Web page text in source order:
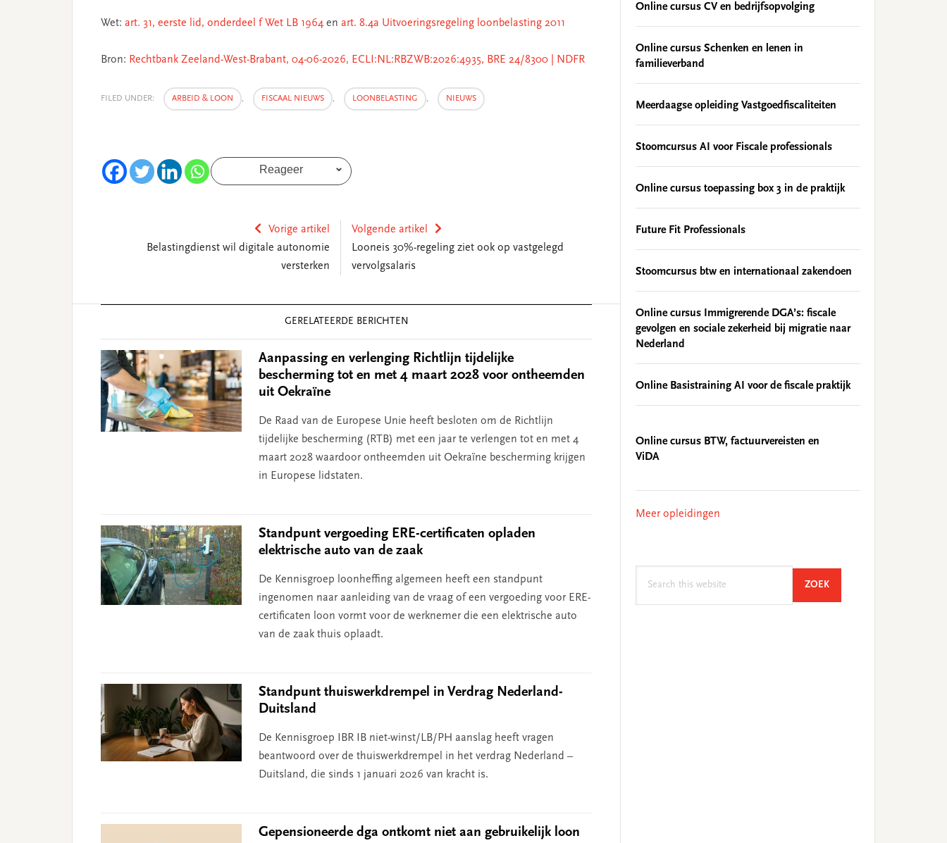
Wet: art. 31, eerste lid, onderdeel f Wet LB 1964en art. 8.4a Uitvoeringsregeling loonbelasting 2011
Bron: Rechtbank Zeeland-West-Brabant, 04-06-2026, ECLI:NL:RBZWB:2026:4935, BRE 24/8300 | NDFR
FILED UNDER: ARBEID & LOON , FISCAAL NIEUWS , LOONBELASTING , NIEUWS
Reageer
Vorige artikel
Belastingdienst wil digitale autonomie
versterken
Volgende artikel
Looneis 30%-regeling ziet ook op vastgelegd
vervolgsalaris
GERELATEERDE BERICHTEN
Aanpassing en verlenging Richtlijn tijdelijke
bescherming tot en met 4 maart 2028 voor ontheemden
uit Oekraïne
De Raad van de Europese Unie heeft besloten om de Richtlijn
tijdelijke bescherming (RTB) met een jaar te verlengen tot en met 4
maart 2028 waardoor ontheemden uit Oekraïne bescherming krijgen
in Europese lidstaten.
Standpunt vergoeding ERE-certificaten opladen
elektrische auto van de zaak
De Kennisgroep loonheffing algemeen heeft een standpunt
ingenomen naar aanleiding van de vraag of een vergoeding voor ERE-
certificaten loon vormt voor de werknemer die een elektrische auto
van de zaak thuis oplaadt.
Standpunt thuiswerkdrempel in Verdrag Nederland-
Duitsland
De Kennisgroep IBR IB niet-winst/LB/PH aanslag heeft vragen
beantwoord over de thuiswerkdrempel in het verdrag Nederland –
Duitsland, die sinds 1 januari 2026 van kracht is.
Gepensioneerde dga ontkomt niet aan gebruikelijk loon
Online cursus CV en bedrijfsopvolging
Online cursus Schenken en lenen in
familieverband
Meerdaagse opleiding Vastgoedfiscaliteiten
Stoomcursus AI voor Fiscale professionals
Online cursus toepassing box 3 in de praktijk
Future Fit Professionals
Stoomcursus btw en internationaal zakendoen
Online cursus Immigrerende DGA’s: fiscale
gevolgen en sociale zekerheid bij migratie naar
Nederland
Online Basistraining AI voor de fiscale praktijk
Online cursus BTW, factuurvereisten en
ViDA
Meer opleidingen
ZOEKSEARCH